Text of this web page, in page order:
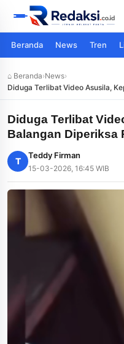
Beranda News Tren
⌂ Beranda›News›
Diduga Terlibat Video Asusila,
Diduga Terlibat
Balangan Diperiksa
T
Teddy Firman
15-03-2026, 16:45 WIB